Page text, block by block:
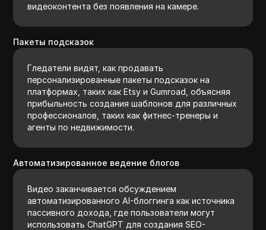
видеоконтента без появления на камере.
Пакеты подсказок
Гледатели видят, как продавать
персонализированные пакеты подсказок на
платформах, таких как Etsy и Gumroad, объясняя
прибыльность создания шаблонов для различных
профессионалов, таких как фитнес-тренеры и
агенты по недвижимости.
Автоматизированное ведение блогов
Видео заканчивается обсуждением
автоматизированного AI-блоггинга как источника
пассивного дохода, где пользователи могут
использовать ChatGPT для создания SEO-